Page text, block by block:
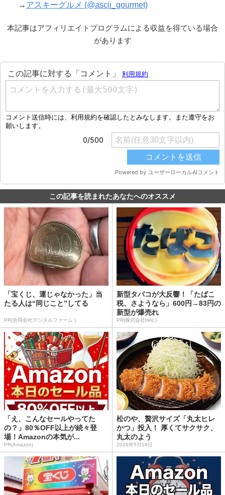
→ アスキーグルメ (@ascii_gourmet)
本記事はアフィリエイトプログラムによる収益を得ている場合
があります
この記事を読まれたあなたへのオススメ
「宝くじ、運じゃなかった」当
たる人は“同じこと”してる
PR(合同会社デジタルファーム )
新型タバコが大反響！「たばこ
税、さようなら」600円→83円の
新型が爆売れ
PR(株式会社HAL)
「え、こんなセールやってた
の？」80％OFF以上が続々登
場！Amazonの本気が...
PR(Amazon)
松のや、贅沢サイズ「丸太ヒレ
かつ」投入！ 厚くてサクサク、
丸太のよう
2026年5月18日